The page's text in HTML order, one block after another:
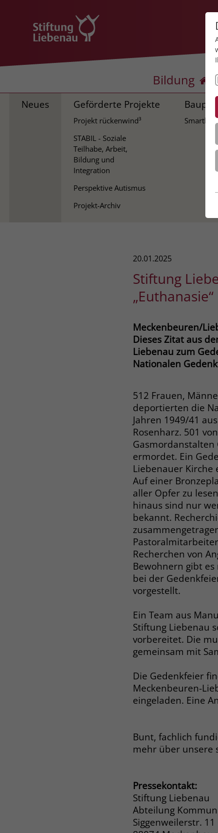
Bildung
Neues Geförderte Projekte
Projekt rückenwind³
STABIL - Soziale
Teilhabe, Arbeit,
Bildung und
Integration
Perspektive Autismus
Projekt-Archiv
20.01.2025
Stiftung
„Euthanasie“
Meckenbeuren/
Dieses Zitat aus
Liebenau zum
Nationalen
512 Frauen,
deportierten die
Jahren 1949/41
Rosenharz. 501
ermordet. Ein
Liebenauer
Auf einer
aller Opfer zu
hinaus sind nur
bekannt.
Recherchen von
Bewohnern gibt
bei der
vorgestellt.
Ein Team aus
Stiftung Liebenau
vorbereitet. Die
gemeinsam mit
Die Gedenkfeier
Meckenbeuren-
eingeladen. Eine
Bunt, fachlich
mehr über unsere
Pressekontakt:
Stiftung Liebenau
Abteilung
Siggenweilerstr. 11